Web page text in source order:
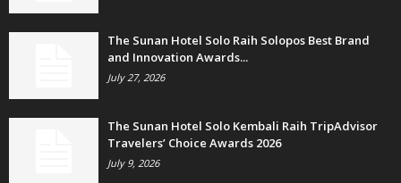
The Sunan Hotel Solo Raih Solopos Best Brand
and Innovation Awards...
July 27, 2026
The Sunan Hotel Solo Kembali Raih TripAdvisor
Travelers’ Choice Awards 2026
July 9, 2026